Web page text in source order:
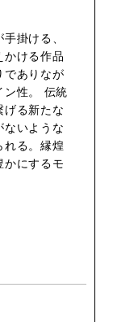
掛ける、
かける作品
でありなが
ン性。 伝統
げる新たな
ないような
れる。縁煌
かにするモ